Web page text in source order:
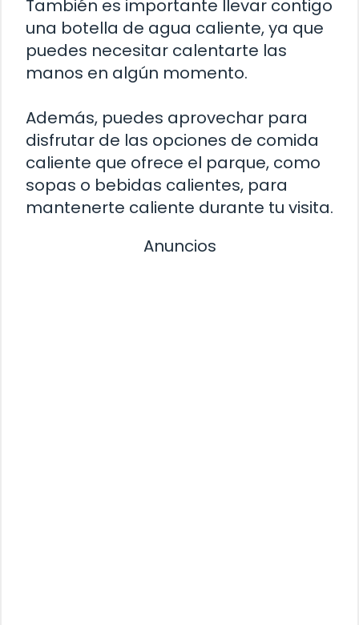
También es importante llevar contigo
una botella de agua caliente, ya que
puedes necesitar calentarte las
manos en algún momento.
Además, puedes aprovechar para
disfrutar de las opciones de comida
caliente que ofrece el parque, como
sopas o bebidas calientes, para
mantenerte caliente durante tu visita.
Anuncios